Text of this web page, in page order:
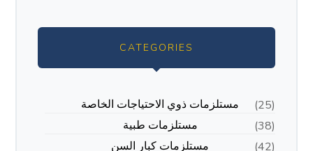
CATEGORIES
مستلزمات ذوي الاحتياجات الخاصة
(25)
مستلزمات طبية
(38)
مستلزمات كبار السن
(42)